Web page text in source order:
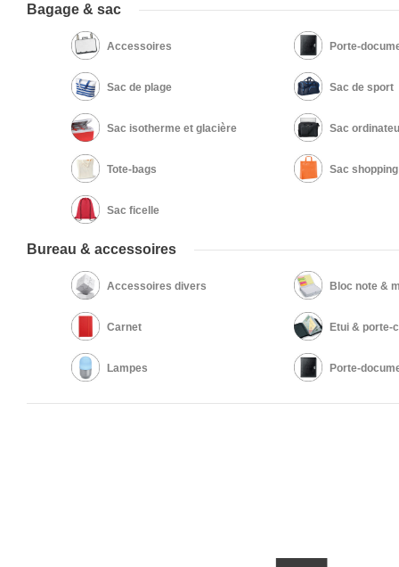
Bagage & sac
Accessoires Porte-
Sac de plage Sac de sport
Sac isotherme et glacière Sac
Tote-bags Sac shopping
Sac ficelle
Bureau & accessoires
Accessoires divers Bloc note &
Carnet Etui & porte-
Lampes Porte-